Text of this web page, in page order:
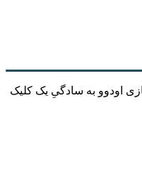
اودوو به سادگیِ یک کلیک